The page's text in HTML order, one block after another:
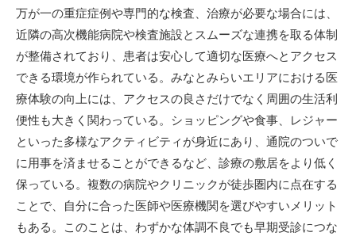
万が一の重症症例や専門的な検査、治療が必要な場合には、
近隣の高次機能病院や検査施設とスムーズな連携を取る体制
が整備されており、患者は安心して適切な医療へとアクセス
できる環境が作られている。みなとみらいエリアにおける医
療体験の向上には、アクセスの良さだけでなく周囲の生活利
便性も大きく関わっている。ショッピングや食事、レジャー
といった多様なアクティビティが身近にあり、通院のついで
に用事を済ませることができるなど、診療の敷居をより低く
保っている。複数の病院やクリニックが徒歩圏内に点在する
ことで、自分に合った医師や医療機関を選びやすいメリット
もある。このことは、わずかな体調不良でも早期受診につな